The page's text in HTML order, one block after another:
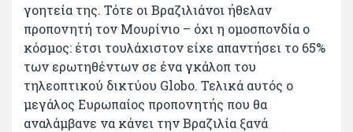
γοητεία της. Τότε οι Βραζιλιάνοι ήθελαν
προπονητή τον Μουρίνιο – όχι η ομοσπονδία ο
κόσμος: έτσι τουλάχιστον είχε απαντήσει το 65%
των ερωτηθέντων σε ένα γκάλοπ του
τηλεοπτικού δικτύου Globo. Τελικά αυτός ο
μεγάλος Ευρωπαίος προπονητής που θα
αναλάμβανε να κάνει την Βραζιλία ξανά